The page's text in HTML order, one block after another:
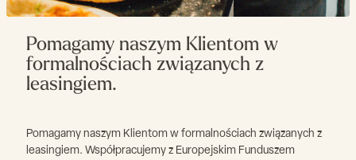
Pomagamy naszym Klientom w
formalnościach związanych z
leasingiem.
Pomagamy naszym Klientom w formalnościach związanych z
leasingiem. Współpracujemy z Europejskim Funduszem